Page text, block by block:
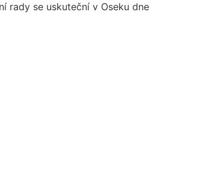
rady se uskuteční v Oseku dne